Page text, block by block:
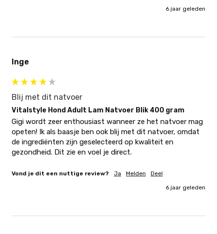
6 jaar geleden
Inge
Blij met dit natvoer
Vitalstyle Hond Adult Lam Natvoer Blik 400 gram
Gigi wordt zeer enthousiast wanneer ze het natvoer mag
opeten! Ik als baasje ben ook blij met dit natvoer, omdat
de ingrediënten zijn geselecteerd op kwaliteit en
gezondheid. Dit zie en voel je direct.
Vond je dit een nuttige review? Ja Melden Deel
6 jaar geleden